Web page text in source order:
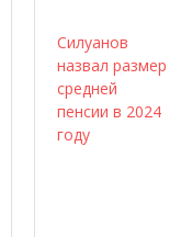
Силуанов
назвал размер
средней
пенсии в 2024
году